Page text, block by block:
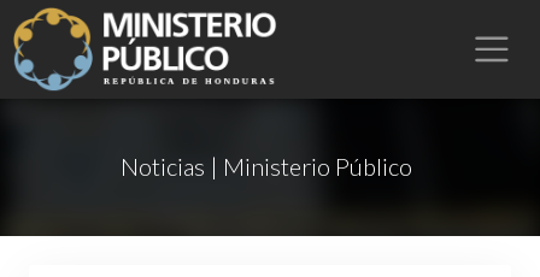
Noticias | Ministerio Público